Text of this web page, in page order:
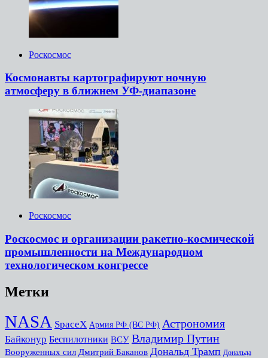
Роскосмос
Космонавты картографируют ночную
атмосферу в ближнем УФ-диапазоне
Роскосмос
Роскосмос и организации ракетно-космической
промышленности на Международном
технологическом конгрессе
Метки
NASA SpaceX Армия РФ (ВС РФ) Астрономия
Байконур Беспилотники ВСУ Владимир Путин
Вооруженных сил Дмитрий Баканов Дональд Трамп Дональда